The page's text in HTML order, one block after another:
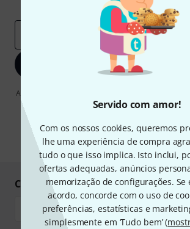
Servido com amor!
Com os nossos cookies, queremos
lhe uma experiência de compra
tudo o que isso implica. Isto inclui,
ofertas adequadas, anúncios
memorização de configurações. Se
acordo, concorde com o uso de
preferências, estatísticas e
simplesmente em ‘Tudo bem’ (
Insights da Thomann
Endereço de e-mail*
Inscreva-se agora
Ao clicar em "Inscreva-se agora", concordo em
e-mail. Posso cancelar a assinatura a qualquer
encontrar mais informações sobre a newsletter
proteção de dados
* Requeridos
Compre e pague em segurança